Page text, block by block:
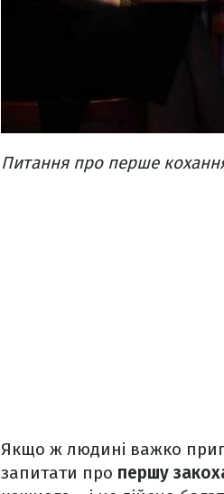
Питання про перше
Якщо ж людині важко
запитати про першу